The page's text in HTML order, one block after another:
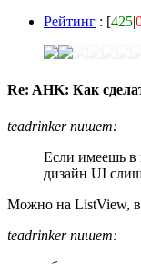
Рейтинг : [425|
Re: AHK: Как
teadrinker пишет:
Если имеешь в
дизайн UI
Можно на ListView,
teadrinker пишет: